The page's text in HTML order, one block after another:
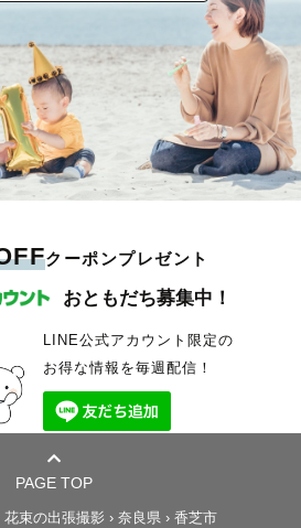
クーポンプレゼント
おともだち募集中！
LINE公式アカウント限定の
お得な情報を毎週配信！
PAGE TOP
花束の出張撮影 › 奈良県 › 香芝市